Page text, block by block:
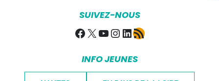
SUIVEZ-NOUS
Facebook
X YouTube
Instagram
LinkedIn
Flux RSS
INFO JEUNES